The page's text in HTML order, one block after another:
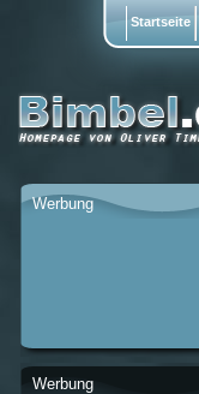
Werbung
Werbung
Startseite